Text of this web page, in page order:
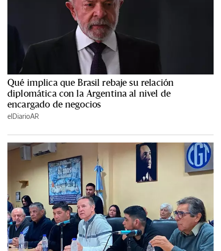
Qué implica que Brasil rebaje su relación
diplomática con la Argentina al nivel de
encargado de negocios
elDiarioAR